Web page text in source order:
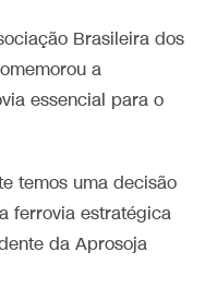
Brasileira dos
a
essencial para o
temos uma decisão
ferrovia estratégica
da Aprosoja